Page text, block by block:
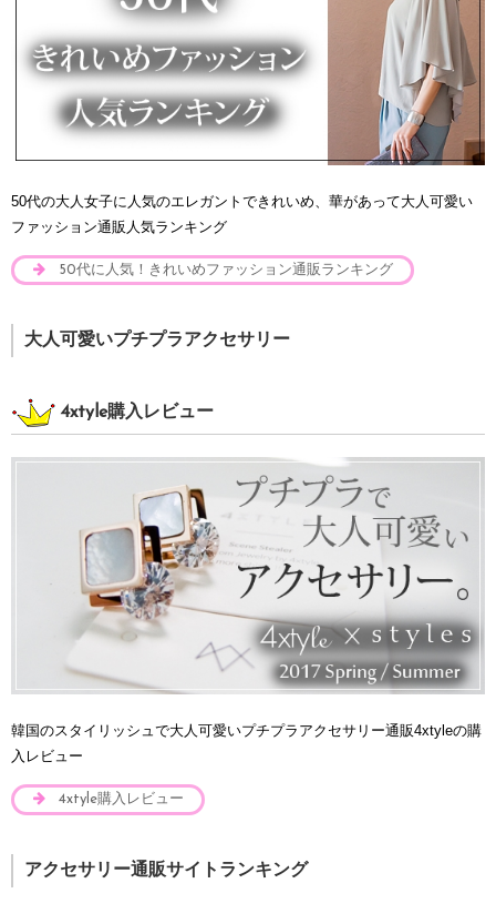
50代の大人女子に人気のエレガントできれいめ、華があって大人可愛い
ファッション通販人気ランキング
50代に人気！きれいめファッション通販ランキング
大人可愛いプチプラアクセサリー
4xtyle購入レビュー
韓国のスタイリッシュで大人可愛いプチプラアクセサリー通販4xtyleの購
入レビュー
4xtyle購入レビュー
アクセサリー通販サイトランキング